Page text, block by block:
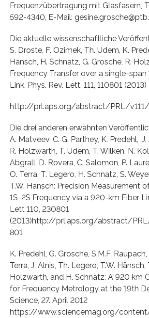
Frequenzübertragung mit Glasfasern,
592-4340, E-Mail:
Die aktuelle wissenschaftliche
S. Droste, F. Ozimek, Th. Udem, K.
Hänsch, H. Schnatz, G. Grosche, R.
Frequency Transfer over a single-
Link. Phys. Rev. Lett. 111, 110801 (2013)
http://prl.aps.org/abstract/PRL/v111/
Die drei anderen erwähnten
A. Matveev, C. G. Parthey, K. Predehl, .J.
R. Holzwarth, T. Udem, T. Wilken, N.
Abgrall, D. Rovera, C. Salomon, P.
O. Terra, T. Legero, H. Schnatz, S.
T.W. Hänsch: Precision Measurement
1S-2S Frequency via a 920-km Fiber
Lett 110, 230801
(2013)http://prl.aps.org/abstract/
801
K. Predehl, G. Grosche, S.M.F.
Terra, J. Alnis, Th. Legero, T.W. Hänsch,
Holzwarth, and H. Schnatz: A 920 km
for Frequency Metrology at the 19th
Science, 27. April 2012
https://www.sciencemag.org/